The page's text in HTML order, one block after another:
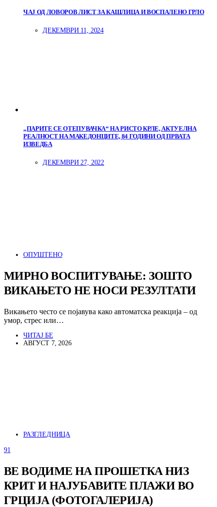
ЧАЈ ОД ЛОВОРОВ ЛИСТ ЗА КАШЛИЦА И ВОСПАЛЕНО ГРЛО
ДЕКЕМВРИ 11, 2024
„ПАРИТЕ СЕ ОТЕПУВАЧКА“ НА РИСТО КРЛЕ, АКТУЕЛНА
РЕАЛНОСТ НА МАКЕДОНЦИТЕ, 84 ГОДИНИ ОД ПРВАТА
ИЗВЕДБА
ДЕКЕМВРИ 27, 2022
ОПУШТЕНО
МИРНО ВОСПИТУВАЊЕ: ЗОШТО
ВИКАЊЕТО НЕ НОСИ РЕЗУЛТАТИ
Викањето често се појавува како автоматска реакција – од
умор, стрес или…
ЧИТАЈ БЕ
АВГУСТ 7, 2026
РАЗГЛЕДНИЦА
91
ВЕ ВОДИМЕ НА ПРОШЕТКА НИЗ
КРИТ И НАЈУБАВИТЕ ПЛАЖИ ВО
ГРЦИЈА (ФОТОГАЛЕРИЈА)